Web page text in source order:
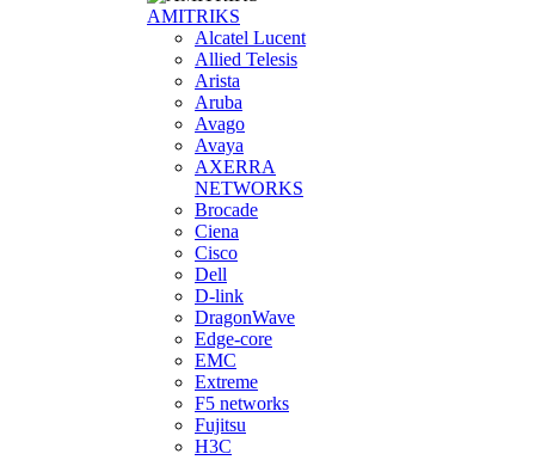
AMITRIKS
Alcatel Lucent
Allied Telesis
Arista
Aruba
Avago
Avaya
AXERRA
NETWORKS
Brocade
Ciena
Cisco
Dell
D-link
DragonWave
Edge-core
EMC
Extreme
F5 networks
Fujitsu
H3С